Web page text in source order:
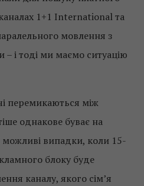
1+1 International та
мовлення з
– і тоді ми маємо ситуацію
перемикаються між
однакове буває на
можливі випадки, коли 15-
блоку буде
каналу, якого сім’я